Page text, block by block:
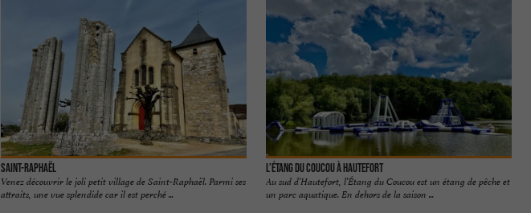
Saint-Raphaël
Venez découvrir le joli petit village de Saint-Raphaël. Parmi ses
attraits, une vue splendide car il est perché ...
L’étang du Coucou à Hautefort
Au sud d’Hautefort, l’Étang du Coucou est un étang de pêche et
un parc aquatique. En dehors de la saison ...